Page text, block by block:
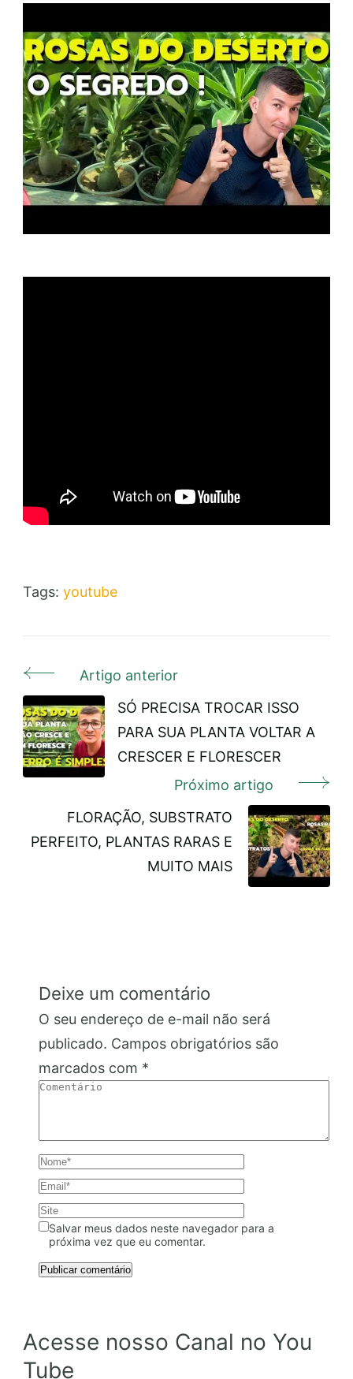
Tags: youtube
Navegação
de
post
Artigo anterior
SÓ PRECISA TROCAR ISSO
PARA SUA PLANTA VOLTAR A
CRESCER E FLORESCER
Próximo artigo
FLORAÇÃO, SUBSTRATO
PERFEITO, PLANTAS RARAS E
MUITO MAIS
Deixe um comentário
O seu endereço de e-mail não será
publicado. Campos obrigatórios são
marcados com *
Salvar meus dados neste navegador para a
próxima vez que eu comentar.
Acesse nosso Canal no You
Tube